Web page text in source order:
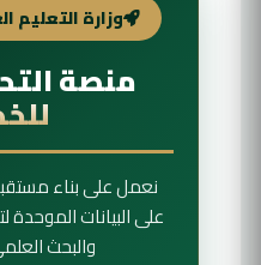
وزارة التعليم
منصة
نعمل على بناء
على البيانات الموحدة
والبحث